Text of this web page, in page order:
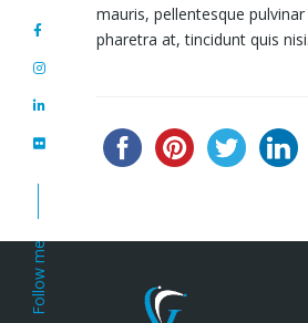
Follow me
mauris, pellentesque
pharetra at, tincidunt quis nisi.